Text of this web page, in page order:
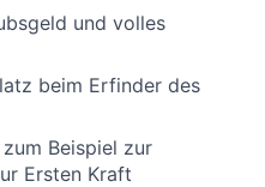
und volles
beim Erfinder des
Beispiel zur
Ersten Kraft